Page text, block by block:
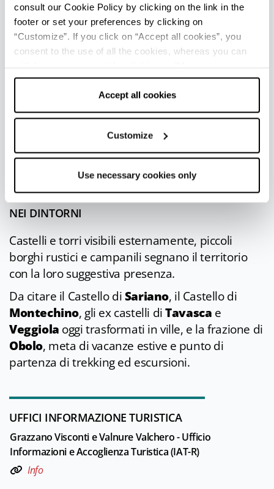
consult our Cookie Policy by clicking on the link in the
footer or set your preferences by clicking on
“Customize”. If you click on “Accept all cookies”, you
consent to the use of all the cookies, whereas you can
cookies only” and only the technical cookies for the
correct functioning of the website will be used.
Accept all cookies
Customize
Use necessary cookies only
Il Castello di Gropparello organizza
manifestazioni a tema quasi ogni mese.
Numerose sono anche le feste e sagre che
soprattutto sulle tipicità del territorio, rallegrati
da musica e danze.
A Bersani di Gropparello: iPresepi dei Bersani
ogni anno dall’8 dicembre al 6 gennaio.
NEI DINTORNI
Castelli e torri visibili esternamente, piccoli
borghi rustici e campanili segnano il territorio
con la loro suggestiva presenza.
Da citare il Castello diSariano, il Castello di
Montechino, gli ex castelli diTavasca e
Veggiola oggi trasformati in ville, e la frazione di
Obolo, meta di vacanze estive e punto di
partenza di trekking ed escursioni.
UFFICI INFORMAZIONE TURISTICA
Grazzano Visconti e Valnure Valchero - Ufficio
Informazioni e Accoglienza Turistica (IAT-R)
Info